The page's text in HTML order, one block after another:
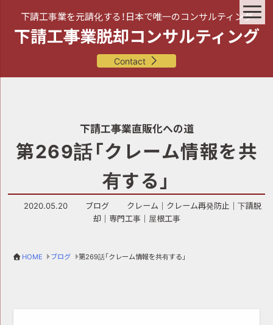
下請工事業を元請化する！日本で唯一のコンサルティング
下請工事業脱却コンサルティング
Contact
下請工事業直販化への道
第269話「クレーム情報を共
有する」
2020.05.20 ブログ クレーム ｜ クレーム再発防止 ｜ 下請脱
却｜ 専門工事｜ 屋根工事
HOME ブログ 第269話「クレーム情報を共有する」